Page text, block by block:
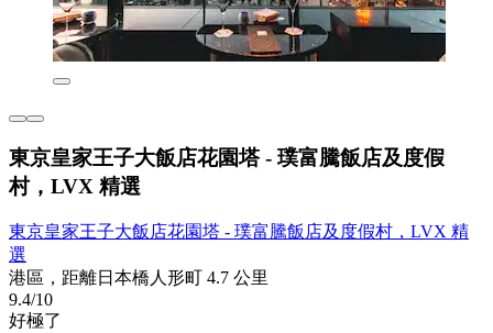
東京皇家王子大飯店花園塔 - 璞富騰飯店及度假
村，LVX 精選
東京皇家王子大飯店花園塔 - 璞富騰飯店及度假村，LVX 精
選
港區，距離日本橋人形町 4.7 公里
9.4/10
好極了